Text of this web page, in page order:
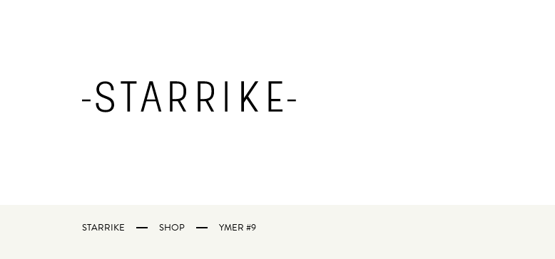
STARRIKE SHOP YMER #9